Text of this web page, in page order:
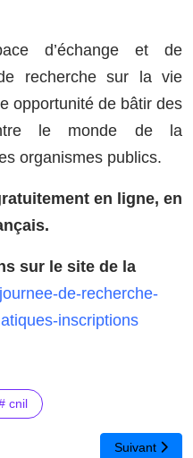
d’échange et de
recherche sur la vie
opportunité de bâtir des
le monde de la
organismes publics.
en ligne, en
sur le site de la
de-recherche-
inscriptions
cnil
: La collection numérique
Article
Suivant